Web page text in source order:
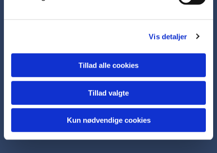
Vis detaljer
Tillad alle cookies
Tillad valgte
Kun nødvendige cookies
Accepter venligst marketingcookies for
Accepter cookies